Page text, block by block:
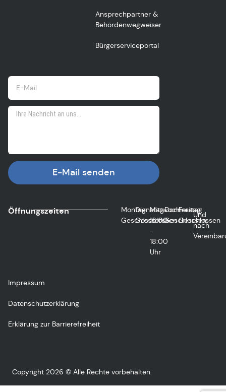
Ansprechpartner &
Behördenwegweiser
Bürgerserviceportal
E-Mail senden
Öffnungszeiten
Montag
Geschlossen
Dienstag
Geschlossen
Mittwoch
16:00
-
18:00
Uhr
Donnerstag
Geschlossen
Freitag
Geschlossen
Und
nach
Impressum
Datenschutzerklärung
Erklärung zur Barrierefreiheit
Copyright 2026 © Alle Rechte vorbehalten.